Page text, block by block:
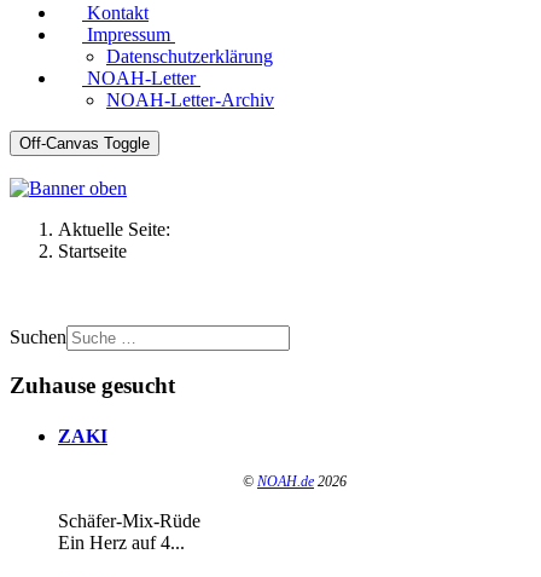
Kontakt
Impressum
Datenschutzerklärung
NOAH-Letter
NOAH-Letter-Archiv
Off-Canvas Toggle
Aktuelle Seite:
Startseite
Suchen
Zuhause gesucht
ZAKI
© NOAH.de 2026
Schäfer-Mix-Rüde
Ein Herz auf 4...